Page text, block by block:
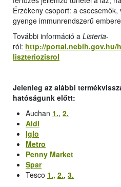
Érzékeny csoport: a
gyenge immunrendszerű
További információ a Listeria-
ról: http://portal.nebih.gov.hu/
liszteriozisrol
Jelenleg az alábbi
hatóságunk előtt:
Auchan 1., 2.
Aldi
Iglo
Metro
Penny Market
Spar
Tesco 1., 2., 3.